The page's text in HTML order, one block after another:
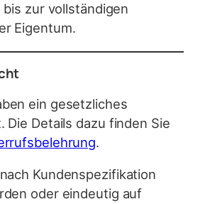
bis zur vollständigen
Eigentum.
ein gesetzliches
Die Details dazu finden Sie
.
Kundenspezifikation
oder eindeutig auf